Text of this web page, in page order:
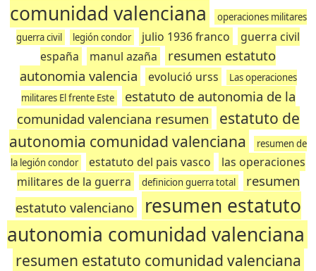
comunidad valenciana
operaciones militares
guerra civil
legión condor julio 1936 franco
guerra civil
españa
manul azaña
resumen estatuto
autonomia valencia
evolució urss
Las operaciones
militares El frente Este
estatuto de autonomia de la
comunidad valenciana resumen
estatuto de
autonomia comunidad valenciana
resumen de
la legión condor
estatuto del pais vasco
las operaciones
militares de la guerra
definicion guerra total
resumen
estatuto valenciano
resumen estatuto
autonomia comunidad valenciana
resumen estatuto comunidad valenciana